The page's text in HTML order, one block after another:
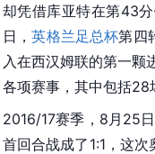
却凭借库亚特在第43
日，英格兰足总杯第四
入在西汉姆联的第一颗
各项赛事，其中包括28
2016/17赛季，8月25
首回合战成了1:1，这